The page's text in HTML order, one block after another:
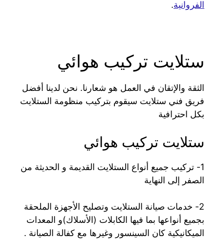
الفروانية.
ستلايت تركيب هوائي
الثقة والإتقان في العمل هو شعارنا. نحن لدينا أفضل
فريق فني ستلايت سيقوم بتركيب منظومة الستلايت
بكل احترافية
ستلايت تركيب هوائي
1- تركيب جميع أنواع الستلايت القديمة و الحديثة من
الصفر إلى النهاية
2- خدمات صيانة الستلايت وتصليح الأجهزة الملحقة
بجميع أنواعها بما فيها الكابلات (الأسلاك)و المعدات
الميكانيكية كان السينسور وغيرها مع كفالة الصيانة .